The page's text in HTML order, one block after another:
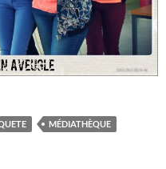
MÉDIATHÈQUE